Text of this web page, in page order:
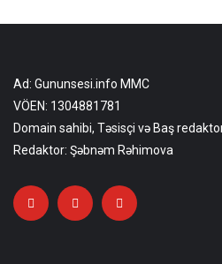
Ad: Gununsesi.info MMC
VÖEN: 1304881781
Domain sahibi, Təsisçi və Baş
Redaktor: Şəbnəm Rəhimova